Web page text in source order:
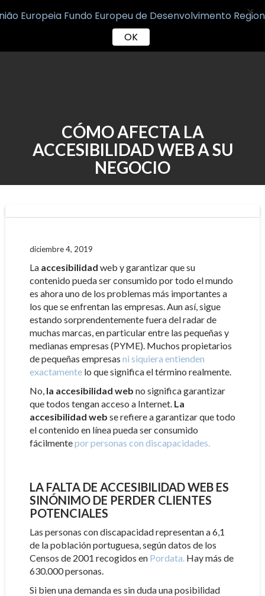
CÓMO AFECTA LA
ACCESIBILIDAD WEB A SU
NEGOCIO
diciembre 4, 2019
La accesibilidad web y garantizar que su
contenido pueda ser consumido por todo el mundo
es ahora uno de los problemas más importantes a
los que se enfrentan las empresas. Aun así, sigue
estando sorprendentemente fuera del radar de
muchas marcas, en particular entre las pequeñas y
medianas empresas (PYME). Muchos propietarios
de pequeñas empresas ni siquiera entienden
exactamentelo que significa el término realmente.
No, la accesibilidad web no significa garantizar
que todos tengan acceso a Internet. La
accesibilidad web se refiere a garantizar que todo
el contenido en línea pueda ser consumido
fácilmentepor personas con discapacidades.
LA FALTA DE ACCESIBILIDAD WEB ES
SINÓNIMO DE PERDER CLIENTES
POTENCIALES
Las personas con discapacidad representan a 6,1
de la población portuguesa, según datos de los
Censos de 2001 recogidos en Pordata. Hay más de
630.000 personas.
Si bien una demanda es sin duda una posibilidad
OK
X